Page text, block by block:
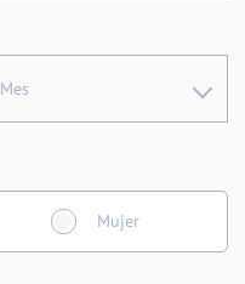
Mes
Mujer